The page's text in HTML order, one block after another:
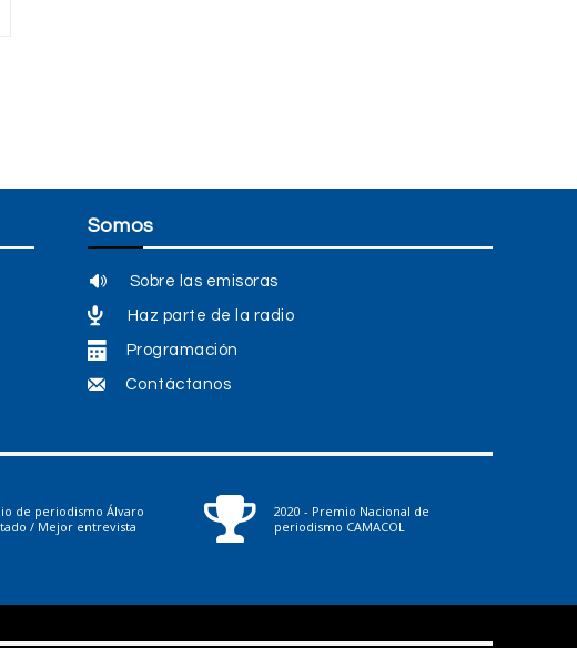
Somos
Sobre las emisoras
Haz parte de la radio
Programación
Contáctanos
de periodismo Álvaro
/ Mejor entrevista
2020 - Premio Nacional de
periodismo CAMACOL